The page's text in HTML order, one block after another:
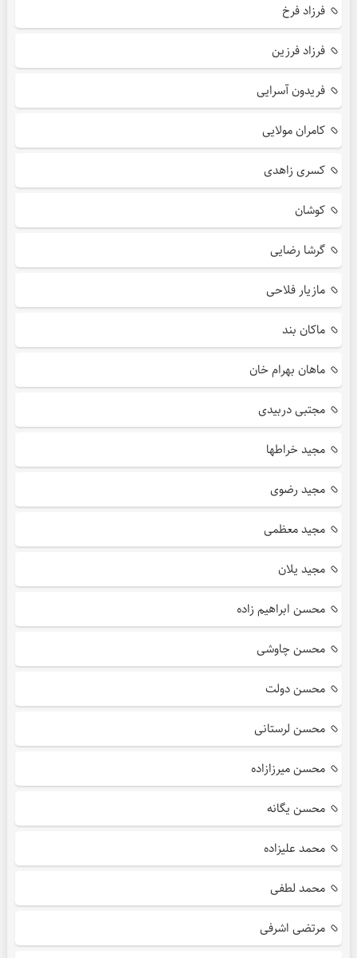
فرزاد فرخ
فرزاد فرزین
فریدون آسرایی
کامران مولایی
کسری زاهدی
کوشان
گرشا رضایی
مازیار فلاحی
ماکان بند
ماهان بهرام خان
مجتبی دربیدی
مجید خراطها
مجید رضوی
مجید معظمی
مجید یلان
محسن ابراهیم زاده
محسن چاوشی
محسن دولت
محسن لرستانی
محسن میرزازاده
محسن یگانه
محمد علیزاده
محمد لطفی
مرتضی اشرفی